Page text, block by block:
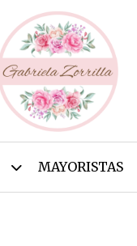
MAYORISTAS